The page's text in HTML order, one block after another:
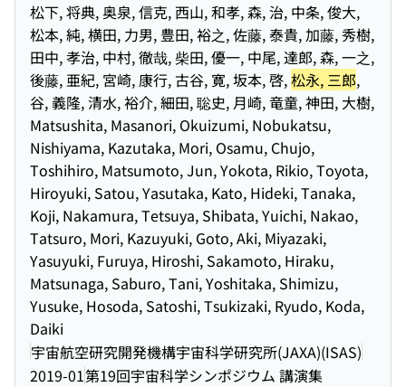
松下, 将典, 奥泉, 信克, 西山, 和孝, 森, 治, 中条, 俊大,
松本, 純, 横田, 力男, 豊田, 裕之, 佐藤, 泰貴, 加藤, 秀樹,
田中, 孝治, 中村, 徹哉, 柴田, 優一, 中尾, 達郎, 森, 一之,
後藤, 亜紀, 宮崎, 康行, 古谷, 寛, 坂本, 啓,松永, 三郎,
谷, 義隆, 清水, 裕介, 細田, 聡史, 月崎, 竜童, 神田, 大樹,
Matsushita, Masanori, Okuizumi, Nobukatsu,
Nishiyama, Kazutaka, Mori, Osamu, Chujo,
Toshihiro, Matsumoto, Jun, Yokota, Rikio, Toyota,
Hiroyuki, Satou, Yasutaka, Kato, Hideki, Tanaka,
Koji, Nakamura, Tetsuya, Shibata, Yuichi, Nakao,
Tatsuro, Mori, Kazuyuki, Goto, Aki, Miyazaki,
Yasuyuki, Furuya, Hiroshi, Sakamoto, Hiraku,
Matsunaga, Saburo, Tani, Yoshitaka, Shimizu,
Yusuke, Hosoda, Satoshi, Tsukizaki, Ryudo, Koda,
Daiki
宇宙航空研究開発機構宇宙科学研究所(JAXA)(ISAS)
2019-01第19回宇宙科学シンポジウム 講演集